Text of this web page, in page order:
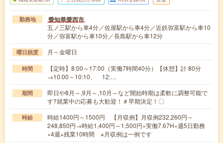
勤務地 愛知県愛西市
五ノ三駅から車4分／佐屋駅から車4分／近鉄弥富駅から車10
分／弥富駅から車10分／長島駅から車12分
曜日頻度 月～金曜日
時間
【定時】8:00～17:00（実働7時間40分）【休憩】計 80分
→10:00～10:10、 12:…
期間
即日や8月～,9月～,10月～など開始時期は柔軟に調整可能で
す?就業中の応募も大歓迎！＃早期決定！〇
時給
時給1400円～1500円 【月収例】月収例232,260円～
248,850円→時給1,400円～1,500円×実働7.67H×週5日勤務
×4週+残業10時間 ※月収例は一例です